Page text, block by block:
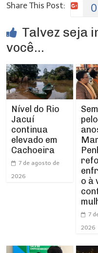
Share This Post:
0
Talvez seja
você...
Nível do Rio
Jacuí
continua
elevado em
Cachoeira
7 de agosto de
2026
o à
7
2026